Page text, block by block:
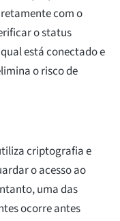
com o
o status
está conectado e
o risco de
criptografia e
o acesso ao
uma das
ocorre antes